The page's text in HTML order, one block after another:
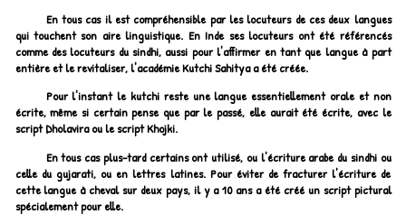
En tous cas il est compréhensible par les locuteurs de ces deux langues
qui touchent son aire linguistique. En Inde ses locuteurs ont été référencés
comme des locuteurs du sindhi, aussi pour l'affirmer en tant que langue à part
entière et le revitaliser, l'académie Kutchi Sahitya a été créée.
Pour l'instant le kutchi reste une langue essentiellement orale et non
écrite, même si certain pense que par le passé, elle aurait été écrite, avec le
script Dholavira ou le script Khojki.
En tous cas plus-tard certains ont utilisé, ou l'écriture arabe du sindhi ou
celle du gujarati, ou en lettres latines. Pour éviter de fracturer l'écriture de
cette langue à cheval sur deux pays, il y a 10 ans a été créé un script pictural
spécialement pour elle.